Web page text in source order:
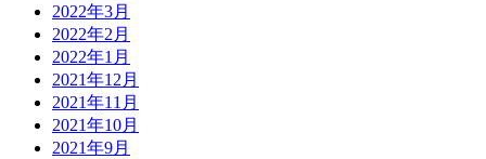
2022年3月
2022年2月
2022年1月
2021年12月
2021年11月
2021年10月
2021年9月